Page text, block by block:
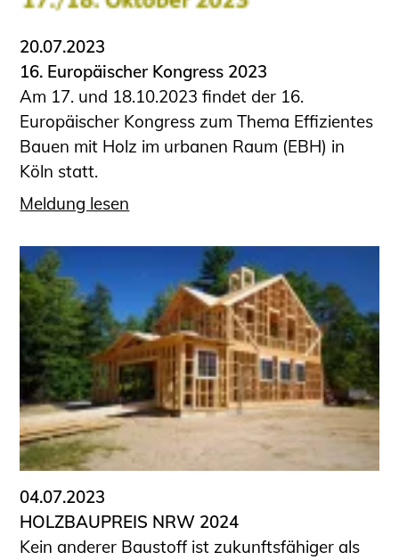
20.07.2023
16. Europäischer Kongress 2023
Am 17. und 18.10.2023 findet der 16.
Europäischer Kongress zum Thema Effizientes
Bauen mit Holz im urbanen Raum (EBH) in
Köln statt.
Meldung lesen
04.07.2023
HOLZBAUPREIS NRW 2024
Kein anderer Baustoff ist zukunftsfähiger als